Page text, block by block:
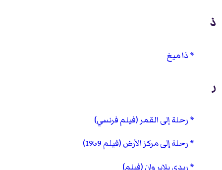
ذ
ذا ميغ
ر
رحلة إلى القمر (فيلم فرنسي)
رحلة إلى مركز الأرض (فيلم 1959)
ريدي بلاير وان (فيلم)